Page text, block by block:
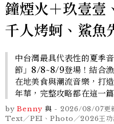
鐘煙火＋玖壹壹
千人烤蚵、鯊魚
中台灣最具代表性的夏季
節」8/8~8/9登場！結合漁
在地美食與潮流音樂，打
年華，完整攻略都在這一篇
by Benny 與 - 2026/08/07更
Text／PEI、Photo／2026王功